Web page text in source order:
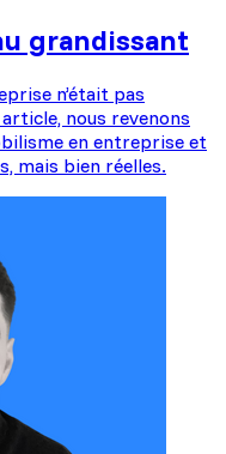
grandissant
n’était pas
nous revenons
en entreprise et
mais bien réelles.